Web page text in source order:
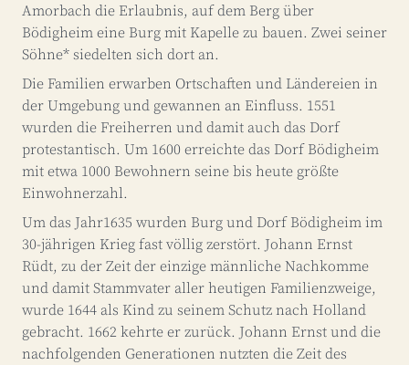
Amorbach die Erlaubnis, auf dem Berg über
Bödigheim eine Burg mit Kapelle zu bauen. Zwei seiner
Söhne* siedelten sich dort an.
Die Familien erwarben Ortschaften und Ländereien in
der Umgebung und gewannen an Einfluss. 1551
wurden die Freiherren und damit auch das Dorf
protestantisch. Um 1600 erreichte das Dorf Bödigheim
mit etwa 1000 Bewohnern seine bis heute größte
Einwohnerzahl.
Um das Jahr1635 wurden Burg und Dorf Bödigheim im
30-jährigen Krieg fast völlig zerstört. Johann Ernst
Rüdt, zu der Zeit der einzige männliche Nachkomme
und damit Stammvater aller heutigen Familienzweige,
wurde 1644 als Kind zu seinem Schutz nach Holland
gebracht. 1662 kehrte er zurück. Johann Ernst und die
nachfolgenden Generationen nutzten die Zeit des